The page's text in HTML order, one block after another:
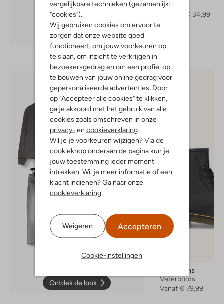
vergelijkbare technieken (gezamenlijk:
"cookies").
Wij gebruiken cookies om ervoor te
zorgen dat onze website goed
functioneert, om jouw voorkeuren op
te slaan, om inzicht te verkrijgen in
bezoekersgedrag en om een profiel op
te bouwen van jouw online gedrag voor
gepersonaliseerde advertenties. Door
op "Accepteer alle cookies" te klikken,
ga je akkoord met het gebruik van alle
cookies zoals omschreven in onze
privacy- en cookieverklaring
Wil je je voorkeuren wijzigen? Via de
cookieknop onderaan de pagina kun je
jouw toestemming ieder moment
intrekken. Wil je meer informatie of een
klacht indienen? Ga naar onze
cookieverklaring
Weigeren Accepteren
Cookie-instellingen
Ontdek de look
Overshirt
€ 34,99
Ontdek de look
Dr Martens
Veterboots
Vanaf € 79,99